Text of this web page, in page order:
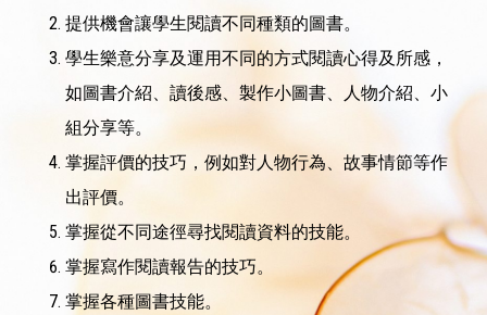
提供機會讓學生閱讀不同種類的圖書。
學生樂意分享及運用不同的方式閱讀心得及所感，
如圖書介紹、讀後感、製作小圖書、人物介紹、小
組分享等。
掌握評價的技巧，例如對人物行為、故事情節等作
出評價。
掌握從不同途徑尋找閱讀資料的技能。
掌握寫作閱讀報告的技巧。
掌握各種圖書技能。